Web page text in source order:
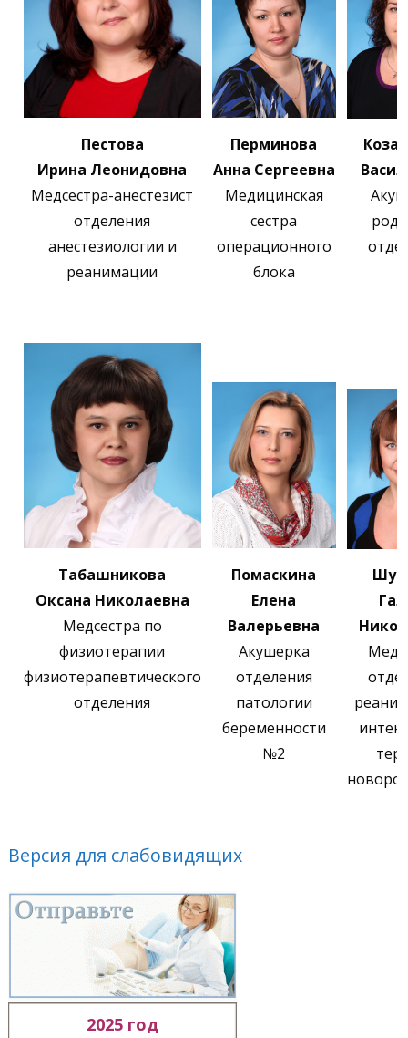
Пестова
Ирина Леонидовна
Медсестра-анестезист
отделения
анестезиологии и
реанимации
Перминова
Анна Сергеевна
Медицинская
сестра
операционного
блока
Табашникова
Оксана Николаевна
Медсестра по
физиотерапии
физиотерапевтического
отделения
Помаскина
Елена
Валерьевна
Акушерка
отделения
патологии
беременности
№2
Версия для слабовидящих
2025 год